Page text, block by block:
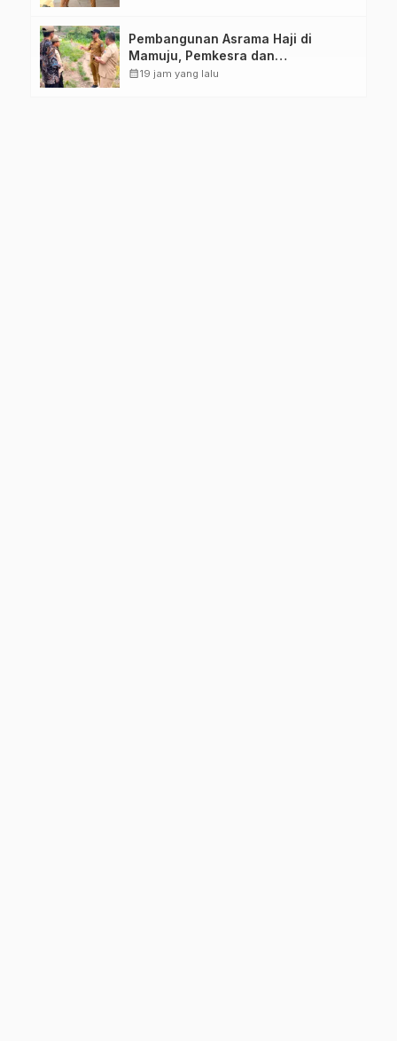
Pembangunan Asrama Haji di
Mamuju, Pemkesra dan
Kementerian Haji Sulbar Tinjau
calendar_month19 jam yang lalu